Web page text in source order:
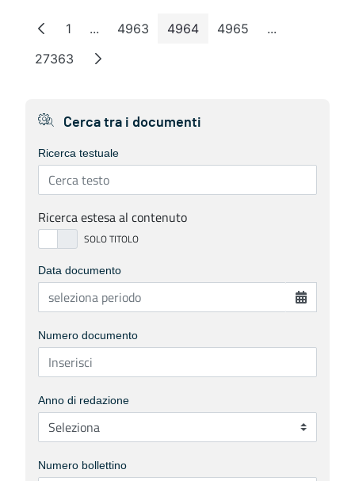
Pagina
1 ...Pagine intermedie
Pagina
4963 Pagina
4964 Pagina
4965 ...Pagine
Pagina
27363
Cerca tra i documenti
Ricerca testuale
Ricerca estesa al contenuto
Data documento
Numero documento
Anno di redazione
Numero bollettino